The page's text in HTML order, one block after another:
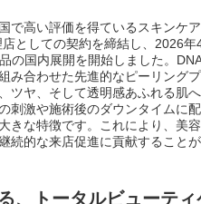
で高い評価を得ているスキンケ
としての契約を締結し、2026
の国内展開を開始しました。
み合わせた先進的なピーリング
ツヤ、そして透明感あふれる肌
刺激や施術後のダウンタイムに
きな特徴です。これにより、美
続的な来店促進に貢献することが
、トータルビューティ